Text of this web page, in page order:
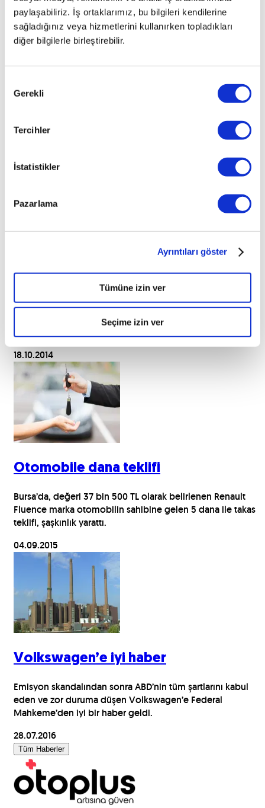
paylaşabiliriz. İş ortaklarımız, bu bilgileri kendilerine
sağladığınız veya hizmetlerini kullanırken topladıkları
diğer bilgilerle birleştirebilir.
Seçimi
Gerekli
Tercihler
İstatistikler
Pazarlama
Ayrıntıları göster
Tümüne izin ver
Seçime izin ver
MINI’lerde yüzde 10 indirim
Kosifler Oto, Ekim ayı sonuna kadar kendi
showroomlarından Mini almak isteyenlere yüzde 10 indirim
yapıyor.
18.10.2014
Otomobile dana teklifi
Bursa’da, değeri 37 bin 500 TL olarak belirlenen Renault
Fluence marka otomobilin sahibine gelen 5 dana ile takas
teklifi, şaşkınlık yarattı.
04.09.2015
Volkswagen’e iyi haber
Emisyon skandalından sonra ABD’nin tüm şartlarını kabul
eden ve zor duruma düşen Volkswagen’e Federal
Mahkeme’den iyi bir haber geldi.
28.07.2016
Tüm Haberler